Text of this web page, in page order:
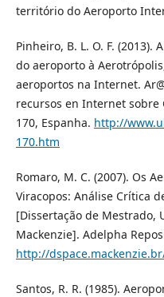
território do Aeroporto
Pinheiro, B. L. O. F.
do aeroporto à
aeroportos na Internet.
recursos en Internet sobre
170, Espanha. http://
170.htm
Romaro, M. C. (2007). Os
Viracopos: Análise Crítica
[Dissertação de Mestrado,
Mackenzie]. Adelpha
http://
Santos, R. R. (1985).